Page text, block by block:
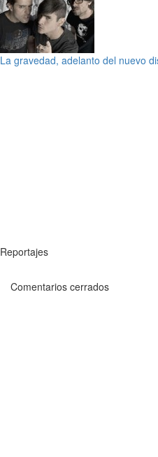
La gravedad, adelanto del nuevo
Reportajes
Comentarios cerrados